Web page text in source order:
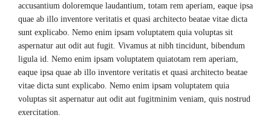
accusantium doloremque laudantium, totam rem aperiam, eaque ipsa
quae ab illo inventore veritatis et quasi architecto beatae vitae dicta
sunt explicabo. Nemo enim ipsam voluptatem quia voluptas sit
aspernatur aut odit aut fugit. Vivamus at nibh tincidunt, bibendum
ligula id. Nemo enim ipsam voluptatem quiatotam rem aperiam,
eaque ipsa quae ab illo inventore veritatis et quasi architecto beatae
vitae dicta sunt explicabo. Nemo enim ipsam voluptatem quia
voluptas sit aspernatur aut odit aut fugitminim veniam, quis nostrud
exercitation.